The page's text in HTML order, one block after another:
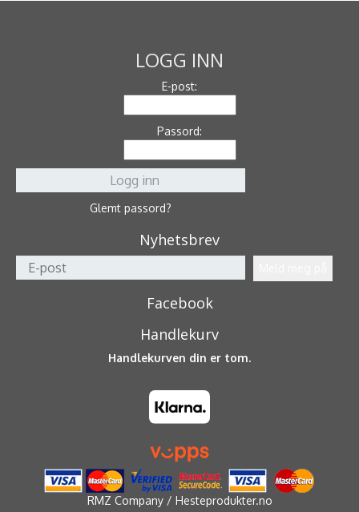
LOGG INN
E-post:
Passord:
Glemt passord?
Nyhetsbrev
Facebook
Handlekurv
Handlekurven din er tom.
RMZ Company / Hesteprodukter.no